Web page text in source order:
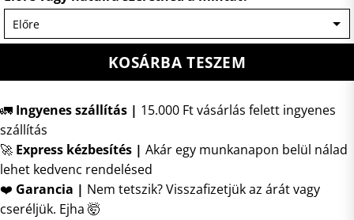
KOSÁRBA TESZEM
🚛 Ingyenes szállítás | 15.000 Ft vásárlás felett ingyenes
szállítás
🚀 Express kézbesítés | Akár egy munkanapon belül nálad
lehet kedvenc rendelésed
❤️ Garancia | Nem tetszik? Visszafizetjük az árát vagy
cseréljük. Ejha 🤯